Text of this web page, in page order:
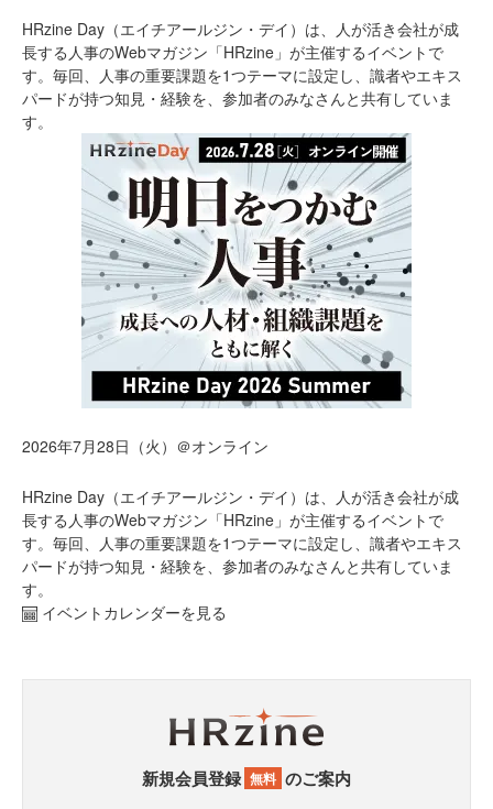
HRzine Day（エイチアールジン・デイ）は、人が活き会社が成
長する人事のWebマガジン「HRzine」が主催するイベントで
す。毎回、人事の重要課題を1つテーマに設定し、識者やエキス
パードが持つ知見・経験を、参加者のみなさんと共有していま
す。
2026年7月28日（火）＠オンライン
HRzine Day（エイチアールジン・デイ）は、人が活き会社が成
長する人事のWebマガジン「HRzine」が主催するイベントで
す。毎回、人事の重要課題を1つテーマに設定し、識者やエキス
パードが持つ知見・経験を、参加者のみなさんと共有していま
す。
イベントカレンダーを見る
新規会員登録 無料 のご案内